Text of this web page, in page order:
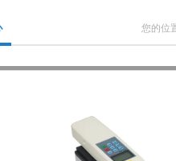
您的位